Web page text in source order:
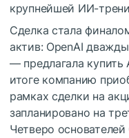
крупнейшей ИИ-
Сделка стала
актив: OpenAI
— предлагала купить
итоге компанию
рамках сделки на
запланировано на
Четверо